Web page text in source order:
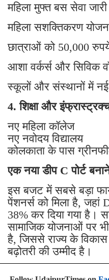
महिला मुफ्त बस सेवा जारी
महिला सशक्तिकरण
छात्राओं को 50,000
आशा वर्कर्स और सिविक
स्कूलों और संस्थानों में नई
4. शिक्षा और
नए महिला कॉलेज
नए नवोदय विद्यालय
कोलकाता के पास
एक नया डीप C पोर्ट
इस बजट में सबसे बड़ा
पेंशनर्स को मिला है,
38% कर दिया गया है।
सामाजिक योजनाओं पर
है, जिससे राज्य के
बढ़ोतरी की उम्मीद है।